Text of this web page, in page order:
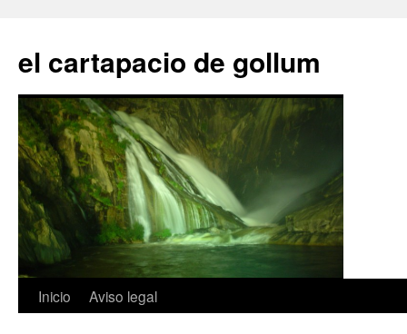
contenido
el cartapacio de gollum
Inicio Aviso legal